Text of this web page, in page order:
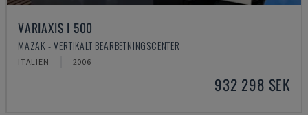
VARIAXIS I 500
MAZAK - VERTIKALT BEARBETNINGSCENTER
ITALIEN 2006
932 298 SEK